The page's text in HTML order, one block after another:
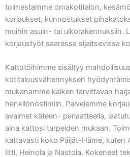
toimestamme omakotitalon,
korjaukset, kunnostukset
muihin asuin- tai ulkorakennuksiin.
korjaustyöt saaressa sijaitsevissa
Kattotöihimme sisältyy
kotitalousvähennyksen
mukanamme kaiken tarvittavan
henkilönostimiin. Palvelemme
avaimet käteen- periaatteella,
aina kattosi tarpeiden mukaan.
kattavasti koko Päijät-Häme, kuten
Iitti, Heinola ja Nastola. Kokeneet